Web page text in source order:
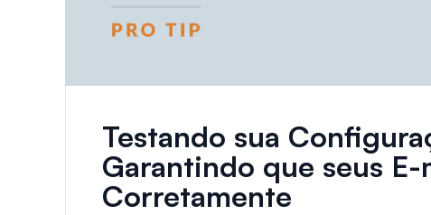
Testando sua
Garantindo que seus
Corretamente